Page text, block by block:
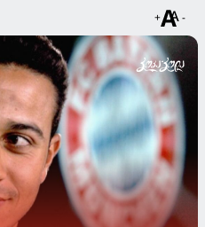
+ -